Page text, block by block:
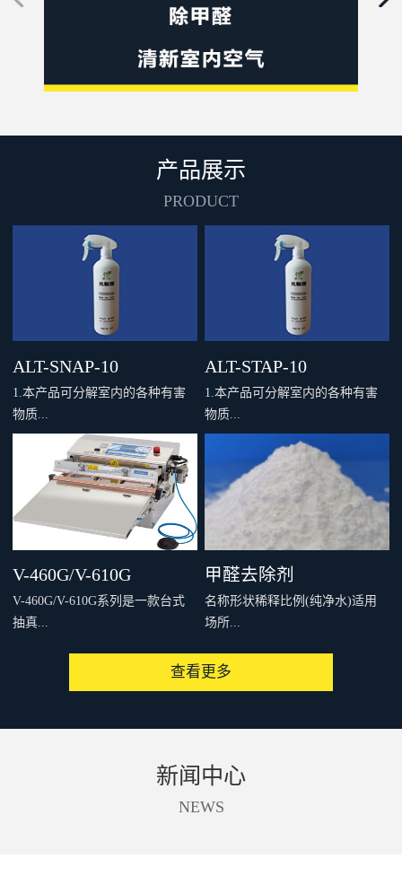
产品展示
PRODUCT
ALT-SNAP-10
1.本产品可分解室内的各种有害
物质...
，例如甲醛、VOC等，并具有除
臭杀菌的效果。2.利用二氧化钛
表面覆盖的磷灰石的可吸附其它
物质的特性，可以在不伤害基材
情况下也可以吸附室内的各种有
害物质，并在有光线照射时对其
进行分解，因此空气净化效率比
一般的光触媒产品有很大程度的
提高。4.附着力极强，一次施工
ALT-STAP-10
1.本产品可分解室内的各种有害
物质...
，例如甲醛、VOC等，并具有除
臭杀菌的效果。2.利用二氧化钛
表面覆盖的磷灰石的可吸附其它
物质的特性，可以在不伤害基材
表面的前提下充分发挥光触媒的
特性。3.在夜间没有光线照射的
情况下也可以吸附室内的各种有
害物质，并在有光线照射时对其
进行分解，因此空气净化效率比
一般的光触媒产品有很大程度的
提高。4.附着力极强，一次施工
V-460G/V-610G
V-460G/V-610G系列是一款台式
抽真...
空、填充惰性气体。V-460GV-
相片喷嘴冲程长度为80mm时的相
甲醛去除剂
名称形状稀释比例(纯净水)适用
场所...
内、家居等处的甲醛等有机化合
ALT-CK白色粉末按1~2%比例稀
查看更多
新闻中心
NEWS